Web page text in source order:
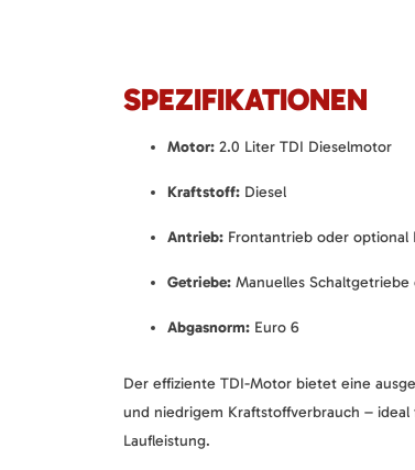
SPEZIFIKATIONEN
Motor: 2.0 Liter TDI Dieselmotor
Kraftstoff: Diesel
Antrieb: Frontantrieb oder optional
Getriebe: Manuelles
Abgasnorm: Euro 6
Der effiziente TDI-Motor bietet eine
und niedrigem Kraftstoffverbrauch –
Laufleistung.